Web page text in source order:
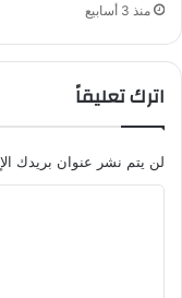
منذ 3 أسابيع
اترك تعليقاً
لن يتم نشر عنوان بريدك